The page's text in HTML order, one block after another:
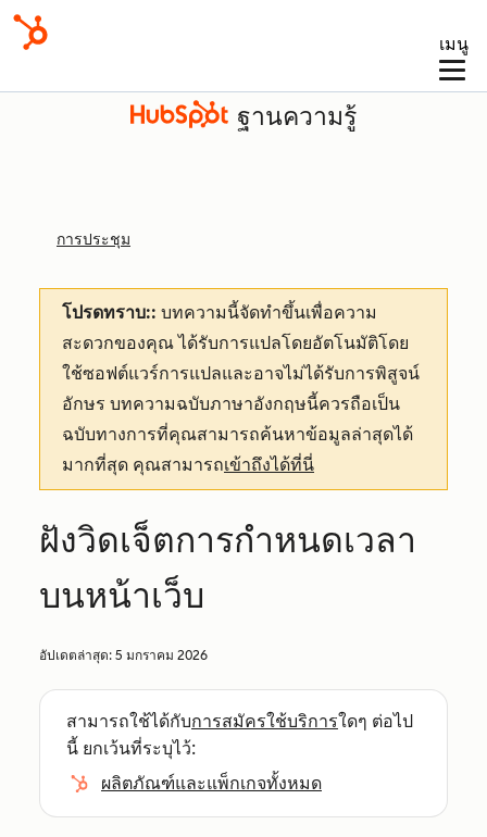
เมนู
ฐานความรู้
การประชุม
โปรดทราบ:: บทความนี้จัดทำขึ้นเพื่อความ
สะดวกของคุณได้รับการแปลโดยอัตโนมัติโดย
ใช้ซอฟต์แวร์การแปลและอาจไม่ได้รับการพิสูจน์
อักษร บทความฉบับภาษาอังกฤษนี้ควรถือเป็น
ฉบับทางการที่คุณสามารถค้นหาข้อมูลล่าสุดได้
มากที่สุด คุณสามารถเข้าถึงได้ที่นี่
ฝังวิดเจ็ตการกำหนดเวลา
บนหน้าเว็บ
อัปเดตล่าสุด: 5 มกราคม 2026
สามารถใช้ได้กับการสมัครใช้บริการใดๆ ต่อไป
นี้ ยกเว้นที่ระบุไว้:
ผลิตภัณฑ์และแพ็กเกจทั้งหมด